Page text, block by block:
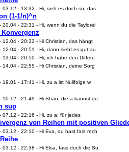
- 03.12 - 13:32 - Hi, sieh es doch so, das
(1-1/n)^n
- 20.04 - 22:31 - Hi, wenn du die Taylorei
- 12.04 - 20:33 - Hi Christian, das hängt
- 12.04 - 20:51 - Hi, dann sieht es gut au
- 13.04 - 20:50 - Hi, ich habe den Differe
- 14.04 - 22:55 - Hi Christian, deine Sorg
- 19.01 - 17:41 - Hi, zu a ist Nullfolge w
- 10.12 - 21:49 - Hi Shan, die a kannst du
sup
- 07.12 - 22:16 - Hi, zu a: für jedes
von Reihen mit positiven
- 03.12 - 22:10 - Hi Eva, du hast fast rech
- 03.12 - 22:38 - Hi Elsa, fass doch die Su